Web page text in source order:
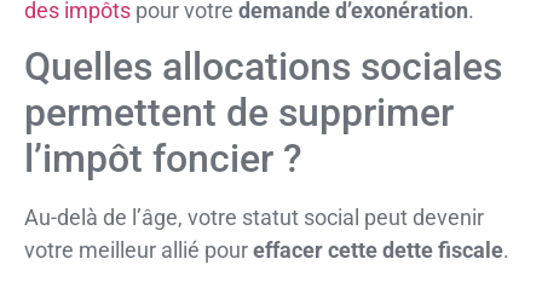
des impôts pour votre demande d’exonération.
Quelles allocations sociales
permettent de supprimer
l’impôt foncier ?
Au-delà de l’âge, votre statut social peut devenir
votre meilleur allié poureffacer cette dette fiscale.